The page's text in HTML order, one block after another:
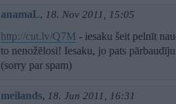
anamaL, 18. Nov 2011, 15:05
http://cut.lv/Q7M - iesaku šeit pelnīt
to nenožēlosi! Iesaku, jo pats
(sorry par spam)
meilands, 18. Jun 2011, 16:31